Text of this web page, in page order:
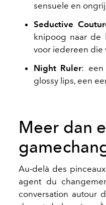
sensuele en
Seductive
knipoog naar de
voor iedereen die
Night Ruler: een
glossy lips, een
Meer dan
Au-delà des
agent du
conversation autour